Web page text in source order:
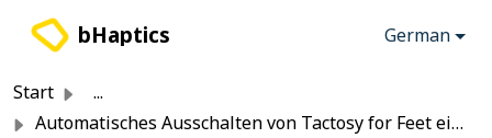
bHaptics German
Start
...
Automatisches Ausschalten von Tactosy for Feet einrichten